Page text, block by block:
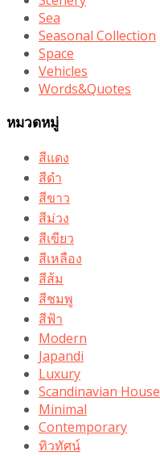
Sea
Seasonal Collection
Space
Vehicles
Words&Quotes
หมวดหมู่
สีแดง
สีดำ
สีขาว
สีม่วง
สีเขียว
สีเหลือง
สีส้ม
สีชมพู
สีฟ้า
Modern
Japandi
Luxury
Scandinavian House
Minimal
Contemporary
ทิวทัศน์